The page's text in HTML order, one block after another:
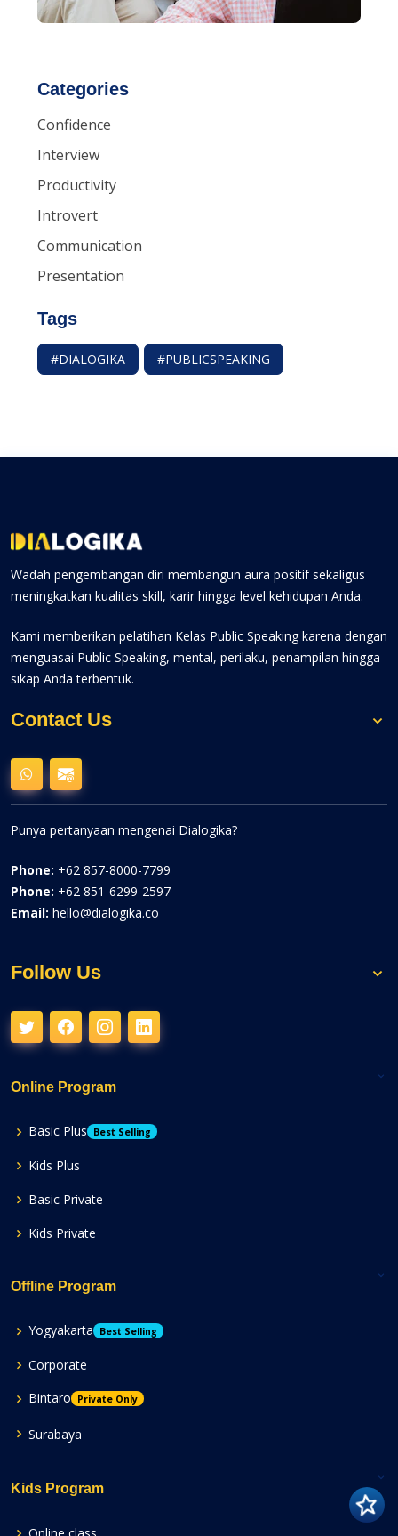
Categories
Confidence
Interview
Productivity
Introvert
Communication
Presentation
Tags
#DIALOGIKA #PUBLICSPEAKING
Wadah pengembangan diri membangun aura positif sekaligus
meningkatkan kualitas skill, karir hingga level kehidupan Anda.
Kami memberikan pelatihan Kelas Public Speaking karena dengan
menguasai Public Speaking, mental, perilaku, penampilan hingga
sikap Anda terbentuk.
Contact Us
Punya pertanyaan mengenai Dialogika?
Phone: +62 857-8000-7799
Phone: +62 851-6299-2597
Email: hello@dialogika.co
Follow Us
Online Program
Basic Plus Best Selling
Kids Plus
Basic Private
Kids Private
Offline Program
Yogyakarta Best Selling
Corporate
Bintaro
Private Only
Surabaya
Kids Program
Online class